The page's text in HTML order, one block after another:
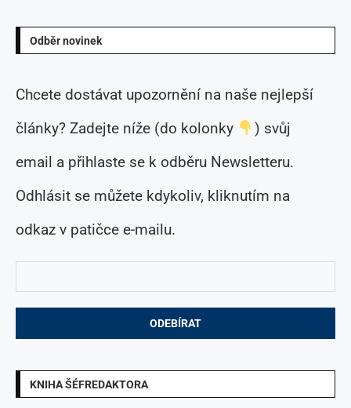
Odběr novinek
Chcete dostávat upozornění na naše nejlepší
články? Zadejte níže (do kolonky
) svůj
email a přihlaste se k odběru Newsletteru.
Odhlásit se můžete kdykoliv, kliknutím na
odkaz v patičce e-mailu.
KNIHA ŠÉFREDAKTORA